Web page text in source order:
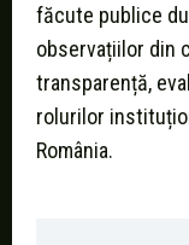
făcute publice
observațiilor din
transparență,
rolurilor
România.